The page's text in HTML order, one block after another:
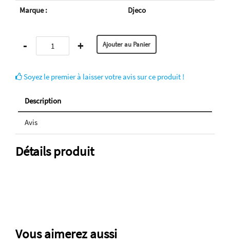
Marque :
Djeco
- +
Soyez le premier à laisser votre avis sur ce produit !
Description
Avis
Détails produit
Vous aimerez aussi